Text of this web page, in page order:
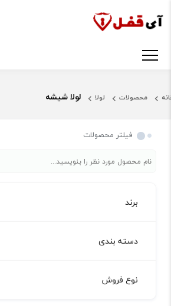
محصولات لولا لولا شیشه
فیلتر محصولات
برند
دسته بندی
نوع فروش